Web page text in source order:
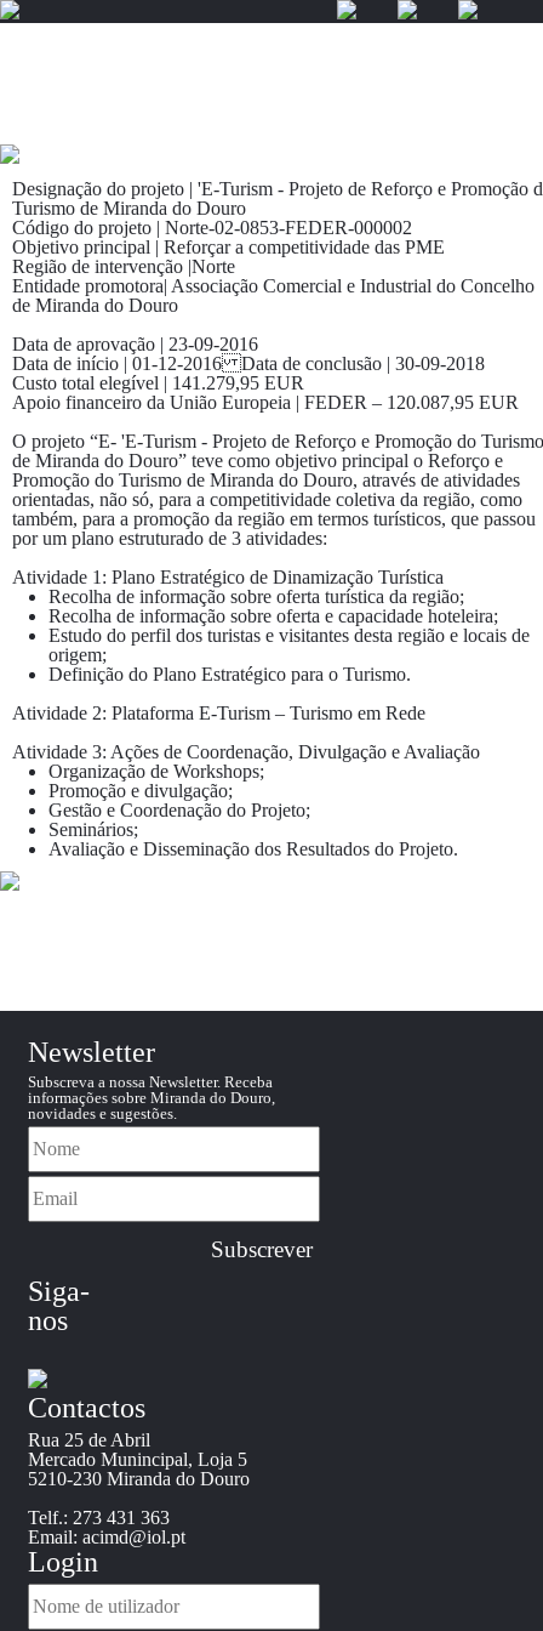
Designação do projeto | 'E-Turism - Projeto de Reforço e Promoção
Turismo de Miranda do Douro
Código do projeto | Norte-02-0853-FEDER-000002
Objetivo principal | Reforçar a competitividade das PME
Região de intervenção |Norte
Entidade promotora| Associação Comercial e Industrial do Concelho
de Miranda do Douro
Data de aprovação | 23-09-2016
Data de início | 01-12-2016 Data de conclusão | 30-09-2018
Custo total elegível | 141.279,95 EUR
Apoio financeiro da União Europeia | FEDER – 120.087,95 EUR
O projeto “E- 'E-Turism - Projeto de Reforço e Promoção do Turismo
de Miranda do Douro” teve como objetivo principal o Reforço e
Promoção do Turismo de Miranda do Douro, através de atividades
orientadas, não só, para a competitividade coletiva da região, como
também, para a promoção da região em termos turísticos, que passou
por um plano estruturado de 3 atividades:
Atividade 1: Plano Estratégico de Dinamização Turística
Recolha de informação sobre oferta turística da região;
Recolha de informação sobre oferta e capacidade hoteleira;
Estudo do perfil dos turistas e visitantes desta região e locais de
origem;
Definição do Plano Estratégico para o Turismo.
Atividade 2: Plataforma E-Turism – Turismo em Rede
Atividade 3: Ações de Coordenação, Divulgação e Avaliação
Organização de Workshops;
Promoção e divulgação;
Gestão e Coordenação do Projeto;
Seminários;
Avaliação e Disseminação dos Resultados do Projeto.
Newsletter
Subscreva a nossa Newsletter. Receba
informações sobre Miranda do Douro,
novidades e sugestões.
Siga-
nos
Contactos
Rua 25 de Abril
Mercado Munincipal, Loja 5
5210-230 Miranda do Douro
Telf.: 273 431 363
Email: acimd@iol.pt
Login